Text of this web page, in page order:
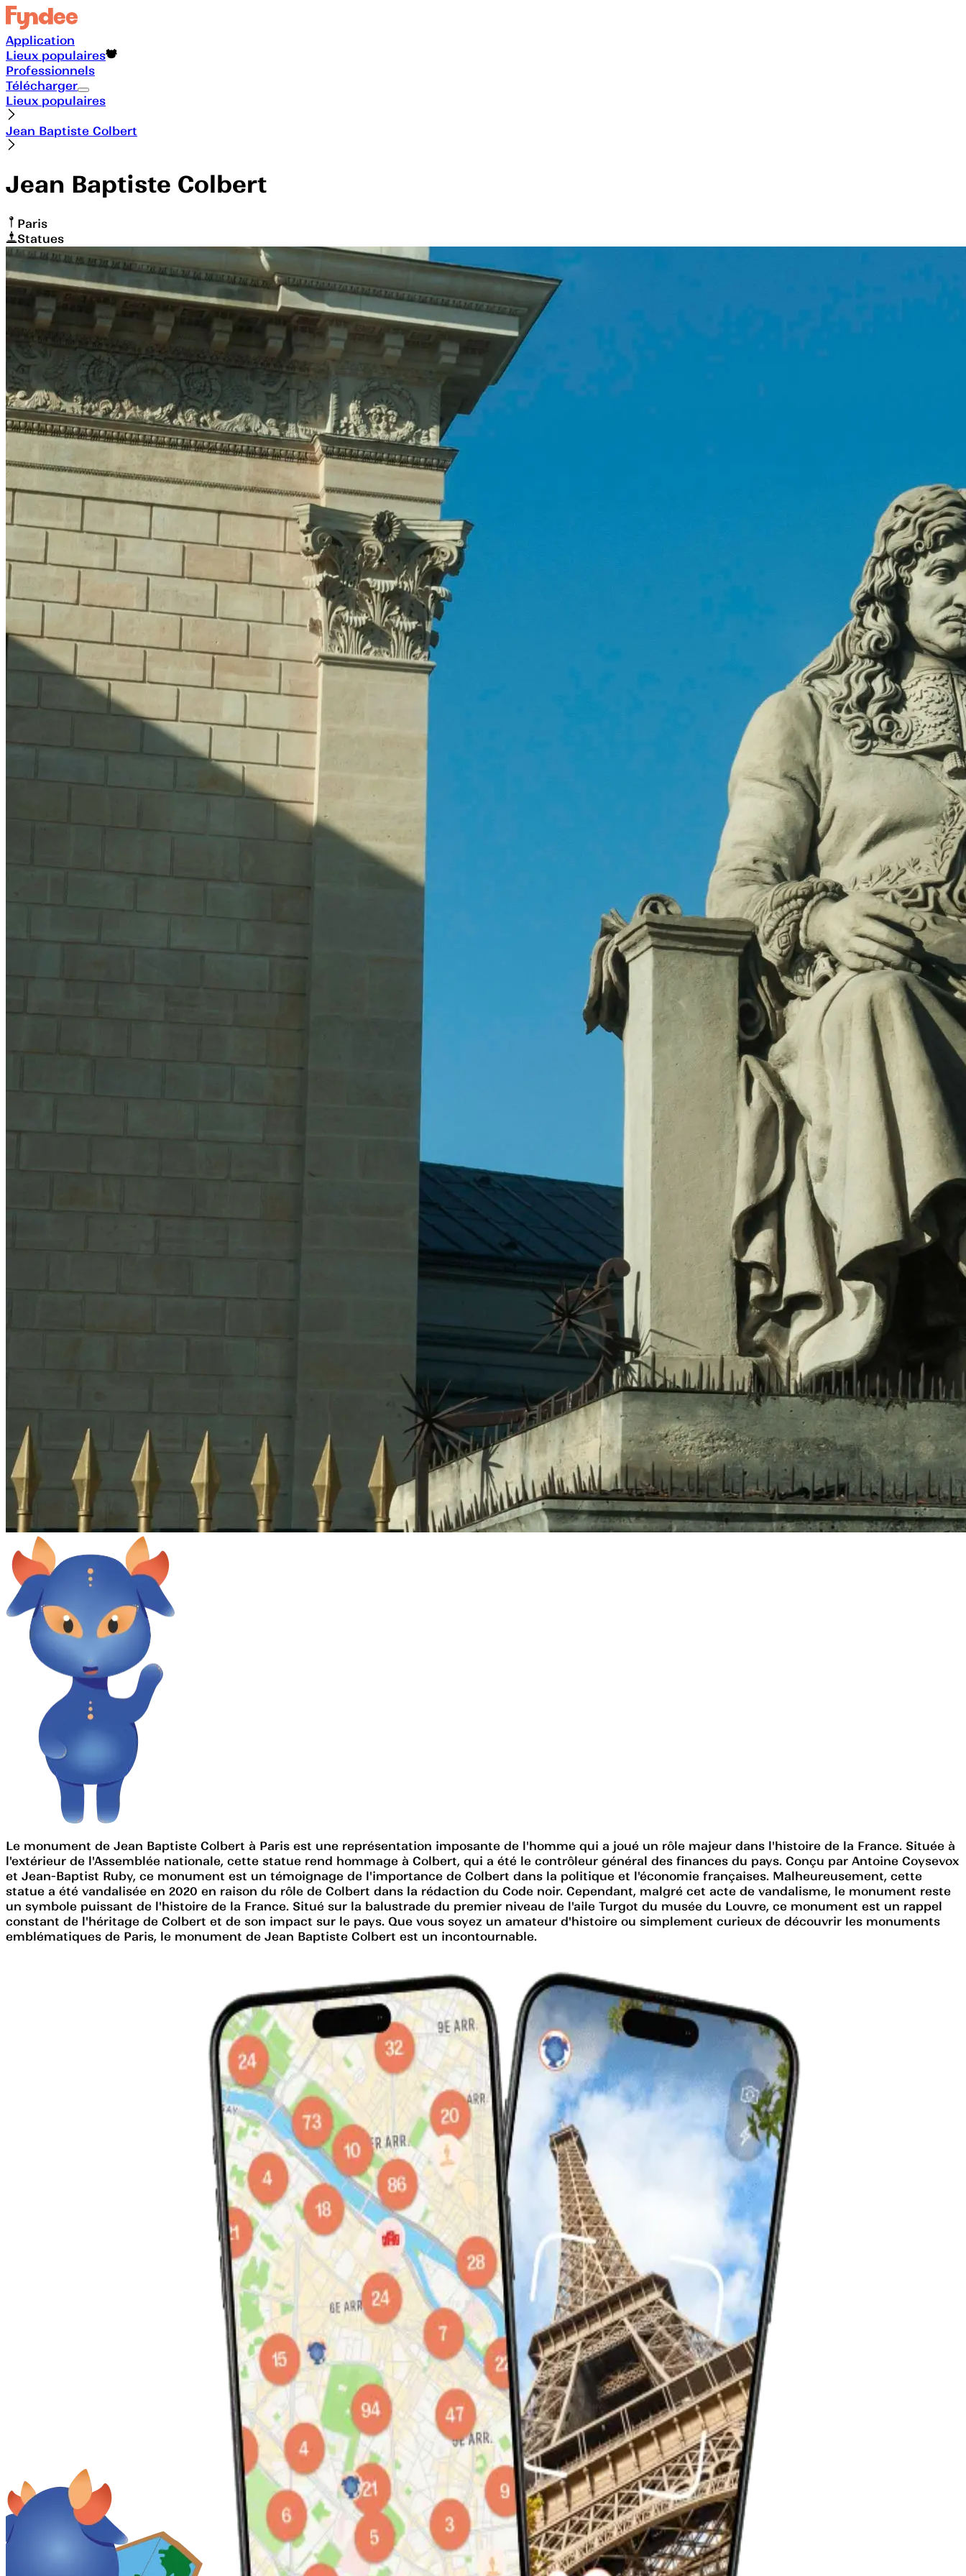
Application
Lieux populaires
Professionnels
Télécharger
Lieux populaires
Jean Baptiste Colbert
Jean Baptiste Colbert
Paris
Statues
Le monument de Jean Baptiste Colbert à Paris est une représentation imposante de l'homme qui a joué un rôle majeur dans l'histoire de la France. Située à
l'extérieur de l'Assemblée nationale, cette statue rend hommage à Colbert, qui a été le contrôleur général des finances du pays. Conçu par Antoine Coysevox
et Jean-Baptist Ruby, ce monument est un témoignage de l'importance de Colbert dans la politique et l'économie françaises. Malheureusement, cette
statue a été vandalisée en 2020 en raison du rôle de Colbert dans la rédaction du Code noir. Cependant, malgré cet acte de vandalisme, le monument reste
un symbole puissant de l'histoire de la France. Situé sur la balustrade du premier niveau de l'aile Turgot du musée du Louvre, ce monument est un rappel
constant de l'héritage de Colbert et de son impact sur le pays. Que vous soyez un amateur d'histoire ou simplement curieux de découvrir les monuments
emblématiques de Paris, le monument de Jean Baptiste Colbert est un incontournable.